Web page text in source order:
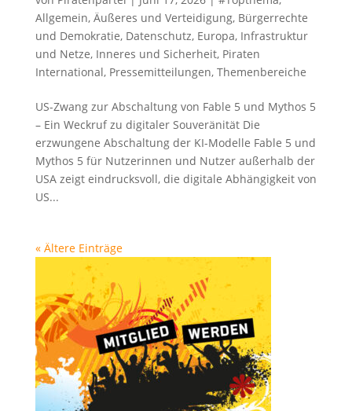
Allgemein, Äußeres und Verteidigung, Bürgerrechte
und Demokratie, Datenschutz, Europa, Infrastruktur
und Netze, Inneres und Sicherheit, Piraten
International, Pressemitteilungen, Themenbereiche
US-Zwang zur Abschaltung von Fable 5 und Mythos 5
– Ein Weckruf zu digitaler Souveränität Die
erzwungene Abschaltung der KI-Modelle Fable 5 und
Mythos 5 für Nutzerinnen und Nutzer außerhalb der
USA zeigt eindrucksvoll, die digitale Abhängigkeit von
US...
« Ältere Einträge